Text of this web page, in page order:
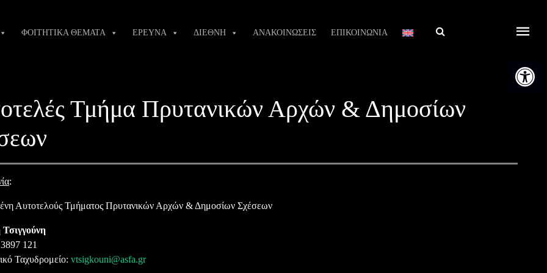
Ανοίξτε
ΦΟΙΤΗΤΙΚΑ ΘΕΜΑΤΑ ΕΡΕΥΝΑ ΔΙΕΘΝΗ ΑΝΑΚΟΙΝΩΣΕΙΣ ΕΠΙΚΟΙΝΩΝΙΑ Αναζήτηση
Τμήμα Πρυτανικών Αρχών & Δημοσίων
:
Αυτοτελούς Τμήματος Πρυτανικών Αρχών & Δημοσίων Σχέσεων
121
Ταχυδρομείο: vtsigkouni@asfa.gr